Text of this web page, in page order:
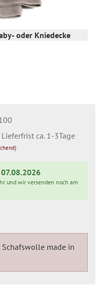
oder Kniedecke
ca. 1-3Tage
und wir versenden noch am
made in